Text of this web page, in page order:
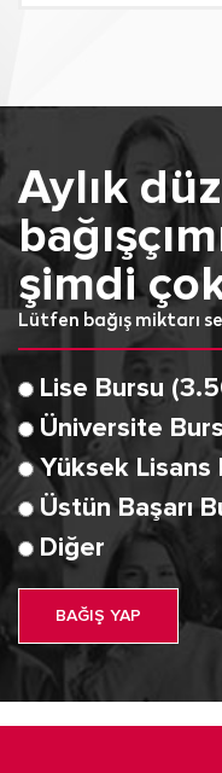
Aylık
şimdi
Lütfen bağış miktarı
Lise Bursu
Üniversite
Yüksek Lisans
Üstün Başarı
Diğer
BAĞIŞ YAP